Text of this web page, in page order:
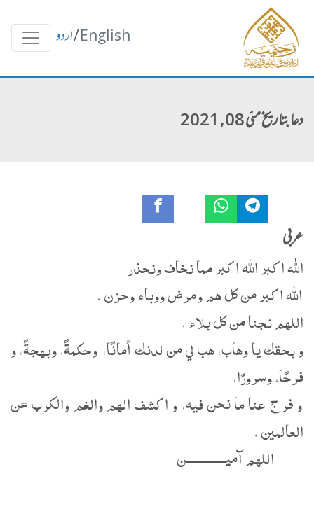
English
/اردو
دعا بتاریخ مئی 08, 2021
عربی
الله اكبر الله اكبر مما نخاف ونحذر
الله اكبر من كل هم ومرض ووباء وحزن ،
اللهم نجنا من كل بلاء ،
و بحقك يا وهاب، هب لي من لدنك أمانًا، وحكمةً، وبهجةً، و
فرحًا، وسرورًا،
و فرج عنا ما نحن فيه، و اكشف الهم والغم والكرب عن
العالمين .
اللهم آميــــــــــــــن